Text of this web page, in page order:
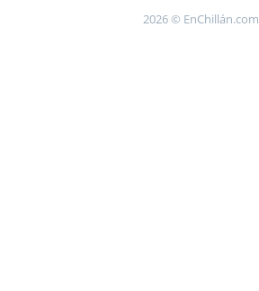
2026 © EnChillán.com